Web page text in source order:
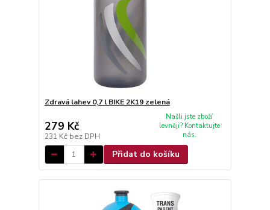
Zdravá lahev 0,7 l BIKE 2K19 zelená
279 Kč
231 Kč bez DPH
Našli jste zboží
levněji? Kontaktujte
nás.
Přidat do košíku